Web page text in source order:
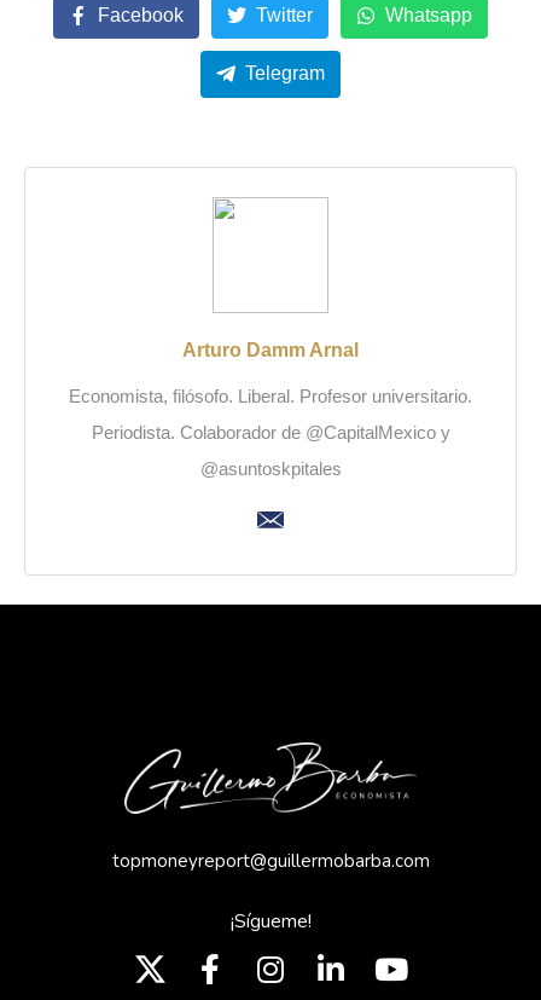
Facebook Twitter Whatsapp
Telegram
Arturo Damm Arnal
Economista, filósofo. Liberal. Profesor universitario.
Periodista. Colaborador de @CapitalMexico y
@asuntoskpitales
topmoneyreport@guillermobarba.com
¡Sígueme!